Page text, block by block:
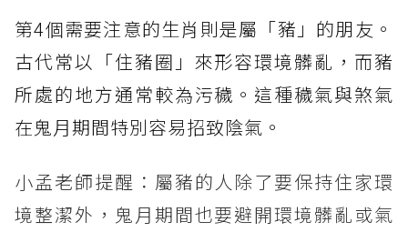
第4個需要注意的生肖則是屬「豬」的朋友。
古代常以「住豬圈」來形容環境髒亂，而豬
所處的地方通常較為污穢。這種穢氣與煞氣
在鬼月期間特別容易招致陰氣。
小孟老師提醒：屬豬的人除了要保持住家環
境整潔外，鬼月期間也要避開環境髒亂或氣